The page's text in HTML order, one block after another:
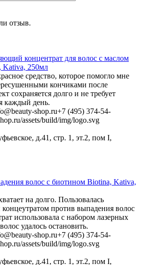
отзыв.
концентрат для волос с маслом
250мл
средство, которое помогло мне
кончиками после
сохраняется долго и не требует
каждый день.
shop.ru+7 (495) 374-54-
assets/build/img/logo.svg
д.41, стр. 1, эт.2, пом I,
волос с биотином Biotina, Kativa,
на долго. Пользовалась
против выпадения волос
использовала с набором лазерных
удалось остановить.
shop.ru+7 (495) 374-54-
assets/build/img/logo.svg
д.41, стр. 1, эт.2, пом I,